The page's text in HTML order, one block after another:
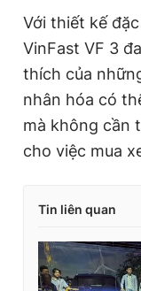
Với thiết kế
VinFast VF 3
thích của
nhân hóa có
mà không cần
cho việc mua
Tin liên quan